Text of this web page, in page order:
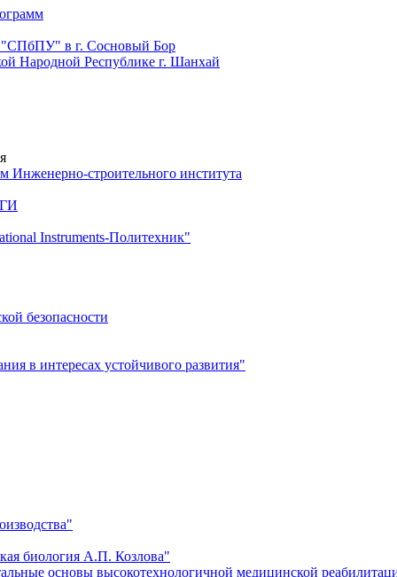
"СПбПУ" в г. Сосновый Бор
Народной Республике г. Шанхай
строительного института
Instruments-Политехник"
безопасности
в интересах устойчивого развития"
биология А.П. Козлова"
основы высокотехнологичной медицинской